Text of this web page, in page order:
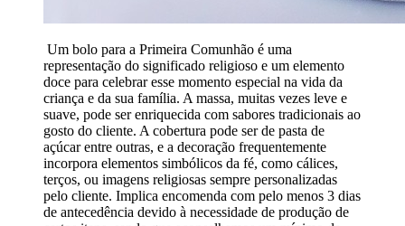
Um bolo para a Primeira Comunhão é uma
representação do significado religioso e um elemento
doce para celebrar esse momento especial na vida da
criança e da sua família. A massa, muitas vezes leve e
suave, pode ser enriquecida com sabores tradicionais ao
gosto do cliente. A cobertura pode ser de pasta de
açúcar entre outras, e a decoração frequentemente
incorpora elementos simbólicos da fé, como cálices,
terços, ou imagens religiosas sempre personalizadas
pelo cliente. Implica encomenda com pelo menos 3 dias
de antecedência devido à necessidade de produção de